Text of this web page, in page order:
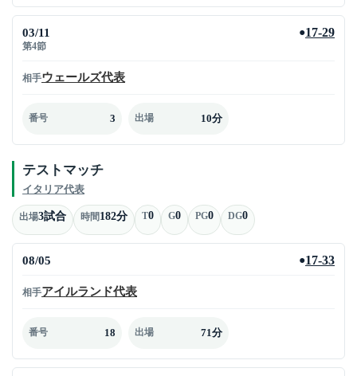
03/11
第4節
●17-29
相手ウェールズ代表
番号 3 出場 10分
テストマッチ
イタリア代表
出場3試合 時間182分 T0 G0 PG0 DG0
08/05 ●17-33
相手アイルランド代表
番号 18 出場 71分